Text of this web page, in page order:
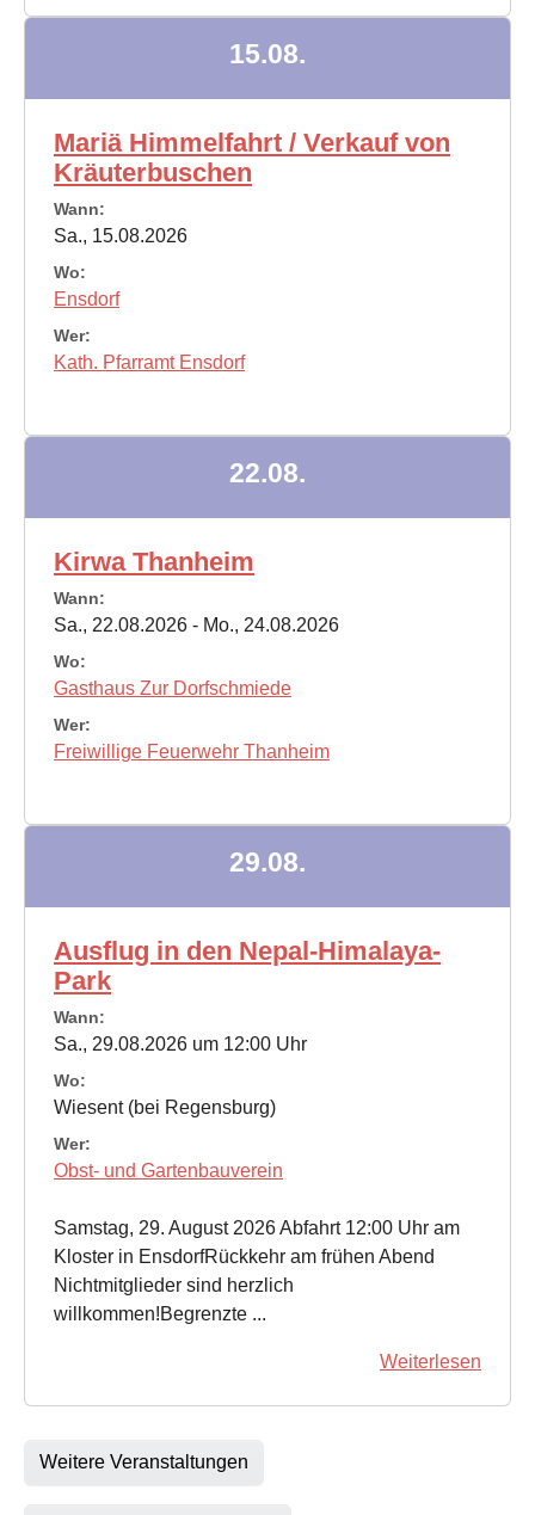
15.08.
Mariä Himmelfahrt / Verkauf von
Kräuterbuschen
Wann:
Sa., 15.08.2026
Wo:
Ensdorf
Wer:
Kath. Pfarramt Ensdorf
22.08.
Kirwa Thanheim
Wann:
Sa., 22.08.2026 - Mo., 24.08.2026
Wo:
Gasthaus Zur Dorfschmiede
Wer:
Freiwillige Feuerwehr Thanheim
29.08.
Ausflug in den Nepal-Himalaya-
Park
Wann:
Sa., 29.08.2026 um 12:00 Uhr
Wo:
Wiesent (bei Regensburg)
Wer:
Obst- und Gartenbauverein
Samstag, 29. August 2026 Abfahrt 12:00 Uhr am
Kloster in EnsdorfRückkehr am frühen Abend
Nichtmitglieder sind herzlich
willkommen!Begrenzte ...
Weiterlesen
Weitere Veranstaltungen